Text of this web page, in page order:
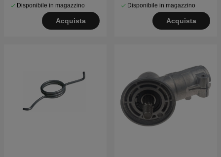
Disponibile in magazzino
Acquista
Disponibile in magazzino
Acquista